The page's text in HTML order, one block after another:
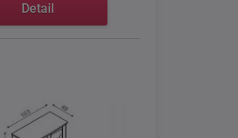
Detail